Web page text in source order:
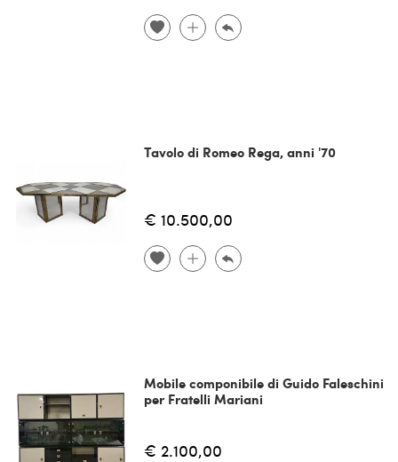
Tavolo di Romeo Rega, anni '70
€ 10.500,00
Mobile componibile di Guido Faleschini
per Fratelli Mariani
€ 2.100,00